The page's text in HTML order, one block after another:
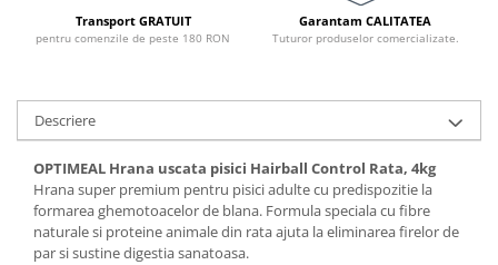
Transport GRATUIT
pentru comenzile de peste 180 RON
Garantam CALITATEA
Tuturor produselor comercializate.
Descriere
OPTIMEAL Hrana uscata pisici Hairball Control Rata, 4kg
Hrana super premium pentru pisici adulte cu predispozitie la
formarea ghemotoacelor de blana. Formula speciala cu fibre
naturale si proteine animale din rata ajuta la eliminarea firelor de
par si sustine digestia sanatoasa.